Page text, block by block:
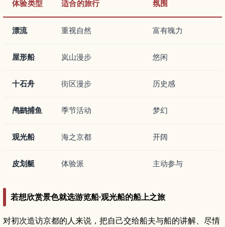
体验类型 适合的旅行 氛围
漂流 重视自然 富有魄力
屋形船 岚山漫步 悠闲
十石舟 街区漫步 历史感
鸬鹚捕鱼 季节活动 梦幻
观光船 海之京都 开阔
皮划艇 体验派 主动参与
若想欣赏景色就选游览船·观光船的船上之旅
对初次造访京都的人来说，把自己交给船夫与船的讲解、尽情